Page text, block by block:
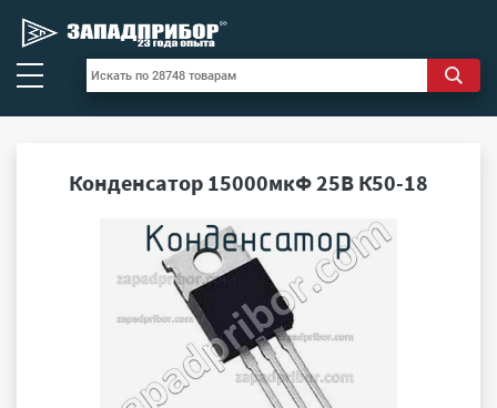
Конденсатор 15000мкФ 25В К50-18